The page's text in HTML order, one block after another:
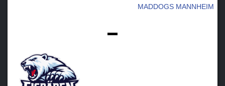
MADDOGS MANNHEIM
-